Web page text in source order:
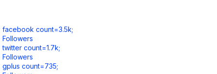
facebook count=3.5k;
Followers
twitter count=1.7k;
Followers
gplus count=735;